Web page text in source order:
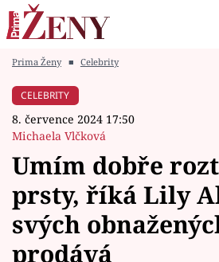
Módní alarm
Témata
Celebrity
Prima Ženy ■ Celebrity
CELEBRITY
8. července 2024 17:50
Michaela Vlčková
Umím dobře
prsty, říká Lily
svých
prodává